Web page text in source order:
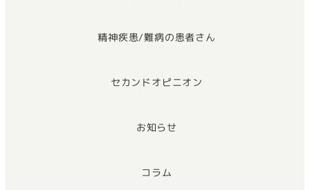
精神疾患/難病の患者さん
セカンドオピニオン
お知らせ
コラム